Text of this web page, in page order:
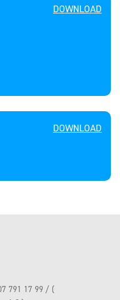
DOWNLOAD
DOWNLOAD
791 17 99
(